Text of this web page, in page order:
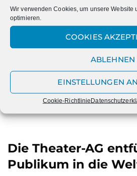
Wir verwenden Cookies, um unsere Website
optimieren.
COOKIES
ABLEHNEN
EINSTELLUNGEN
Cookie-Richtlinie
Nach einer Vielzahl freundlicher und
Begegnungen können wir zum neuen
neue Marienschülerinnen begrüßen.
liebe Schülerinnen und finden Sie,
Aufnahme zum neuen Schuljahr 2025/
MEHR LESEN
Die Theater-AG
Publikum in die